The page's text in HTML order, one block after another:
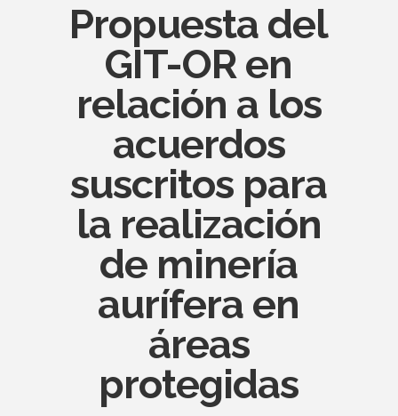
Propuesta del
GIT-OR en
relación a los
acuerdos
suscritos para
la realización
de minería
aurífera en
áreas
protegidas